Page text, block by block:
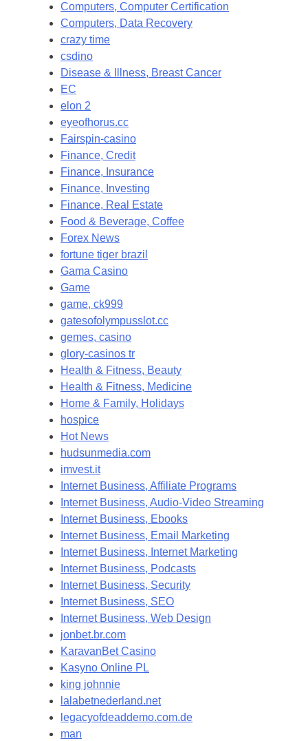
Computers, Computer Certification
Computers, Data Recovery
crazy time
csdino
Disease & Illness, Breast Cancer
EC
elon 2
eyeofhorus.cc
Fairspin-casino
Finance, Credit
Finance, Insurance
Finance, Investing
Finance, Real Estate
Food & Beverage, Coffee
Forex News
fortune tiger brazil
Gama Casino
Game
game, ck999
gatesofolympusslot.cc
gemes, casino
glory-casinos tr
Health & Fitness, Beauty
Health & Fitness, Medicine
Home & Family, Holidays
hospice
Hot News
hudsunmedia.com
imvest.it
Internet Business, Affiliate Programs
Internet Business, Audio-Video Streaming
Internet Business, Ebooks
Internet Business, Email Marketing
Internet Business, Internet Marketing
Internet Business, Podcasts
Internet Business, Security
Internet Business, SEO
Internet Business, Web Design
jonbet.br.com
KaravanBet Casino
Kasyno Online PL
king johnnie
lalabetnederland.net
legacyofdeaddemo.com.de
man